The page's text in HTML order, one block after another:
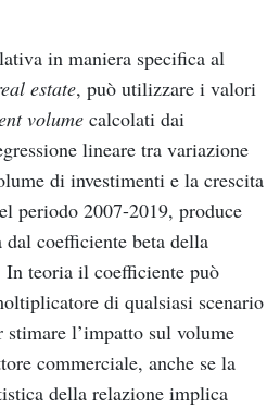
in maniera specifica al
estate, può utilizzare i valori
volume calcolati dai
lineare tra variazione
di investimenti e la crescita
periodo 2007-2019, produce
coefficiente beta della
In teoria il coefficiente può
di qualsiasi scenario
l’impatto sul volume
commerciale, anche se la
della relazione implica